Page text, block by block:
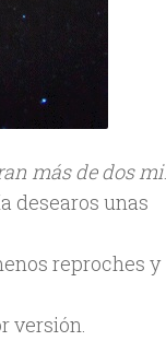
más de dos
desearos unas
reproches y
versión.